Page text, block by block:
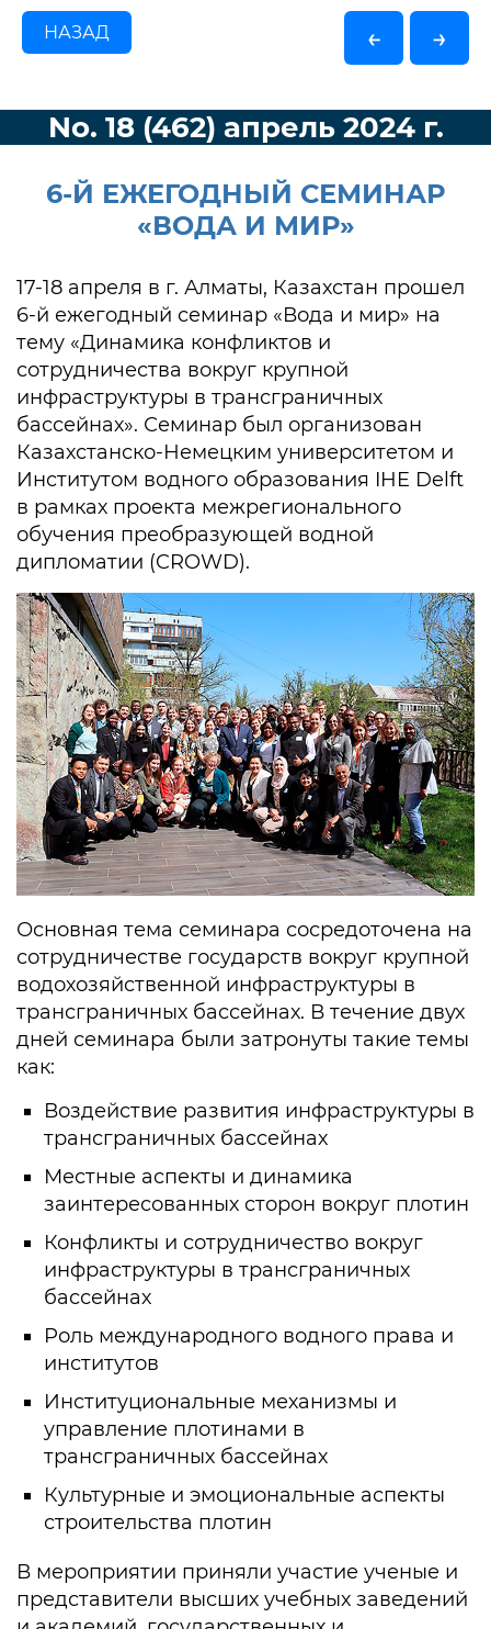
НАЗАД
No. 18 (462) апрель 2024 г.
6-Й ЕЖЕГОДНЫЙ СЕМИНАР
«ВОДА И МИР»
17-18 апреля в г. Алматы, Казахстан прошел
6-й ежегодный семинар «Вода и мир» на
тему «Динамика конфликтов и
сотрудничества вокруг крупной
инфраструктуры в трансграничных
бассейнах». Семинар был организован
Казахстанско-Немецким университетом и
Институтом водного образования IHE Delft
в рамках проекта межрегионального
обучения преобразующей водной
дипломатии (CROWD).
Основная тема семинара сосредоточена на
сотрудничестве государств вокруг крупной
водохозяйственной инфраструктуры в
трансграничных бассейнах. В течение двух
дней семинара были затронуты такие темы
как:
Воздействие развития инфраструктуры в
трансграничных бассейнах
Местные аспекты и динамика
заинтересованных сторон вокруг плотин
Конфликты и сотрудничество вокруг
инфраструктуры в трансграничных
бассейнах
Роль международного водного права и
институтов
Институциональные механизмы и
управление плотинами в
трансграничных бассейнах
Культурные и эмоциональные аспекты
строительства плотин
В мероприятии приняли участие ученые и
представители высших учебных заведений
→
←